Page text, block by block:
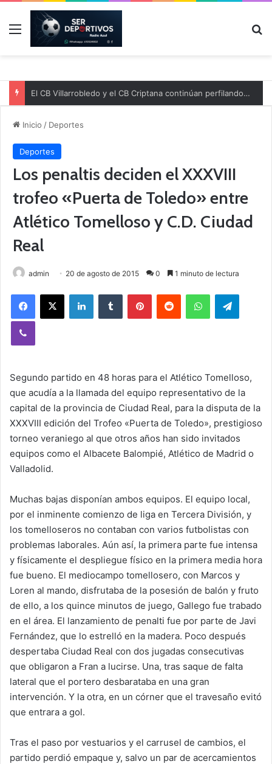
Menú
El CB Villarrobledo y el CB Criptana continúan perfilando sus plantillas
Inicio / Deportes
Deportes
Los penaltis deciden el XXXVIII
trofeo «Puerta de Toledo» entre
Atlético Tomelloso y C.D. Ciudad
Real
admin 20 de agosto de 2015 0 1 minuto de lectura
Segundo partido en 48 horas para el Atlético Tomelloso,
que acudía a la llamada del equipo representativo de la
capital de la provincia de Ciudad Real, para la disputa de la
XXXVIII edición del Trofeo «Puerta de Toledo», prestigioso
torneo veraniego al que otros años han sido invitados
equipos como el Albacete Balompié, Atlético de Madrid o
Valladolid.
Muchas bajas disponían ambos equipos. El equipo local,
por el inminente comienzo de liga en Tercera División, y
los tomelloseros no contaban con varios futbolistas con
problemas laborales. Aún así, la primera parte fue intensa
y físicamente el despliegue físico en la primera media hora
fue bueno. El mediocampo tomellosero, con Marcos y
Loren al mando, disfrutaba de la posesión de balón y fruto
de ello, a los quince minutos de juego, Gallego fue trabado
en el área. El lanzamiento de penalti fue por parte de Javi
Fernández, que lo estrelló en la madera. Poco después
despertaba Ciudad Real con dos jugadas consecutivas
que obligaron a Fran a lucirse. Una, tras saque de falta
lateral que el portero desbarataba en una gran
intervención. Y la otra, en un córner que el travesaño evitó
que entrara a gol.
Tras el paso por vestuarios y el carrusel de cambios, el
partido perdió empaque y, salvo un par de acercamientos